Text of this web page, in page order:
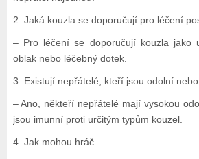
2. Jaká kouzla se doporučují pro léčení
– Pro léčení se doporučují kouzla jako
oblak nebo léčebný dotek.
3. Existují nepřátelé, kteří jsou odolní
– Ano, někteří nepřátelé mají vysokou
jsou imunní proti určitým typům kouzel.
4. Jak mohou hráč